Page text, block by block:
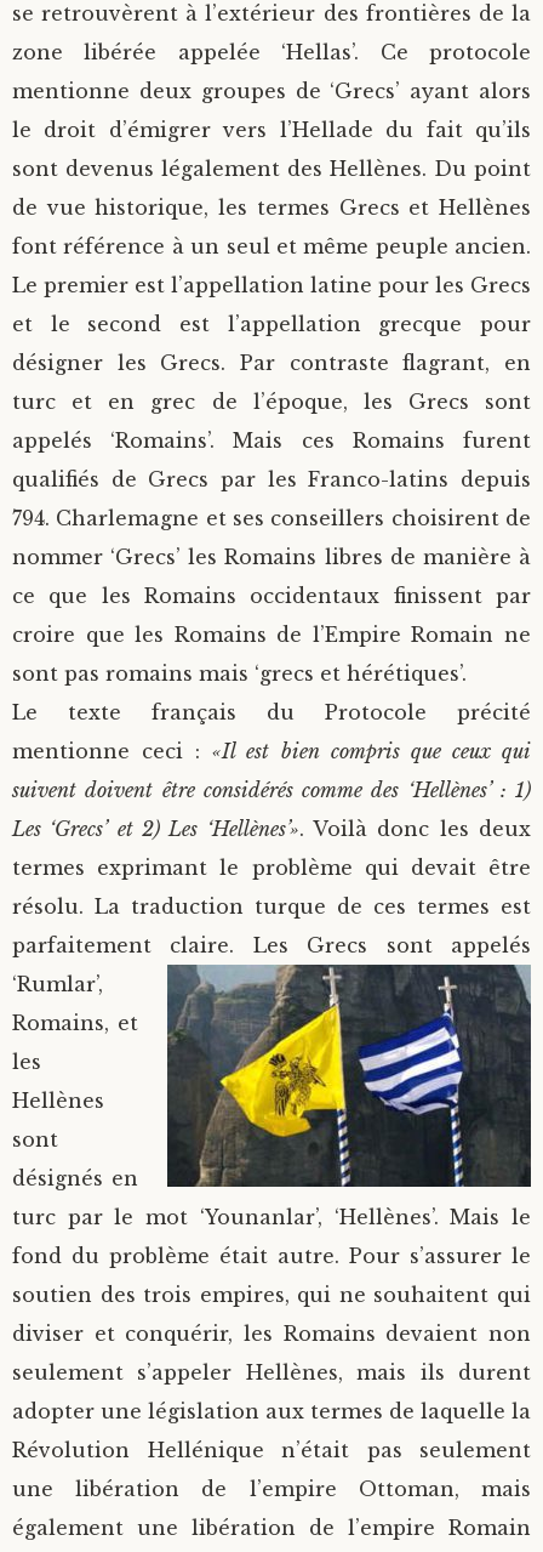
se retrouvèrent à l’extérieur des frontières de la
zone libérée appelée ‘Hellas’. Ce protocole
mentionne deux groupes de ‘Grecs’ ayant alors
le droit d’émigrer vers l’Hellade du fait qu’ils
sont devenus légalement des Hellènes. Du point
de vue historique, les termes Grecs et Hellènes
font référence à un seul et même peuple ancien.
Le premier est l’appellation latine pour les Grecs
et le second est l’appellation grecque pour
désigner les Grecs. Par contraste flagrant, en
turc et en grec de l’époque, les Grecs sont
appelés ‘Romains’. Mais ces Romains furent
qualifiés de Grecs par les Franco-latins depuis
794. Charlemagne et ses conseillers choisirent de
nommer ‘Grecs’ les Romains libres de manière à
ce que les Romains occidentaux finissent par
croire que les Romains de l’Empire Romain ne
sont pas romains mais ‘grecs et hérétiques’.
Le texte français du Protocole précité
mentionne ceci :«Il est bien compris que ceux qui
suivent doivent être considérés comme des ‘Hellènes’ : 1)
Les ‘Grecs’ et 2) Les ‘Hellènes’». Voilà donc les deux
termes exprimant le problème qui devait être
résolu. La traduction turque de ces termes est
parfaitement claire. Les Grecs sont appelés
‘Rumlar’,
Romains, et
les
Hellènes
sont
désignés en
turc par le mot ‘Younanlar’, ‘Hellènes’. Mais le
fond du problème était autre. Pour s’assurer le
soutien des trois empires, qui ne souhaitent qui
diviser et conquérir, les Romains devaient non
seulement s’appeler Hellènes, mais ils durent
adopter une législation aux termes de laquelle la
Révolution Hellénique n’était pas seulement
une libération de l’empire Ottoman, mais
également une libération de l’empire Romain